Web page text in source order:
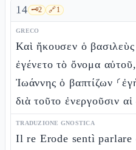
14 🗝️2 🔗1
GRECO
Καὶ ἤκουσεν ὁ
ἐγένετο τὸ ὄνομα
Ἰωάννης ὁ βαπτίζων
διὰ τοῦτο ἐνεργοῦσιν
TRADUZIONE GNOSTICA
Il re Erode sentì